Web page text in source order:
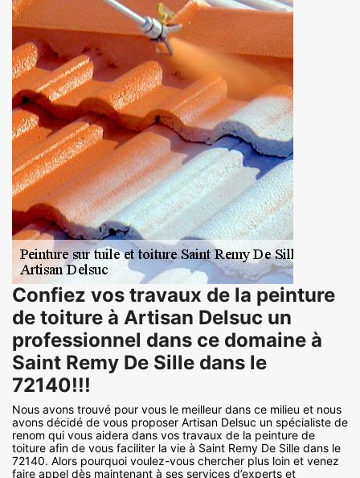
Confiez vos travaux de la peinture
de toiture à Artisan Delsuc un
professionnel dans ce domaine à
Saint Remy De Sille dans le
72140!!!
Nous avons trouvé pour vous le meilleur dans ce milieu et nous
avons décidé de vous proposer Artisan Delsuc un spécialiste de
renom qui vous aidera dans vos travaux de la peinture de
toiture afin de vous faciliter la vie à Saint Remy De Sille dans le
72140. Alors pourquoi voulez-vous chercher plus loin et venez
faire appel dès maintenant à ses services d’experts et